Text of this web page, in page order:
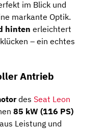
im Blick und
markante Optik.
hinten erleichtert
– ein echtes
Antrieb
des Seat Leon
85 kW (116 PS)
Leistung und